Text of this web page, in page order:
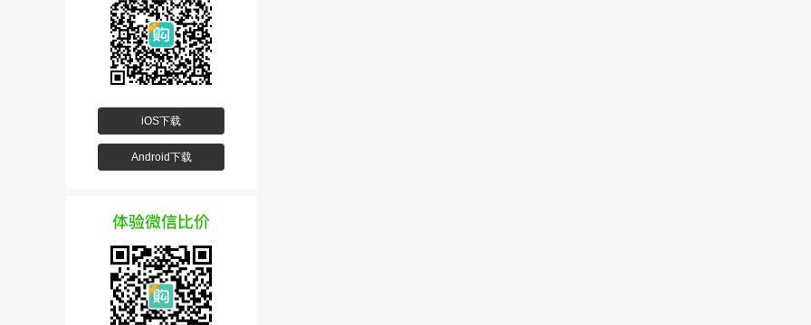
iOS下载
Android下载